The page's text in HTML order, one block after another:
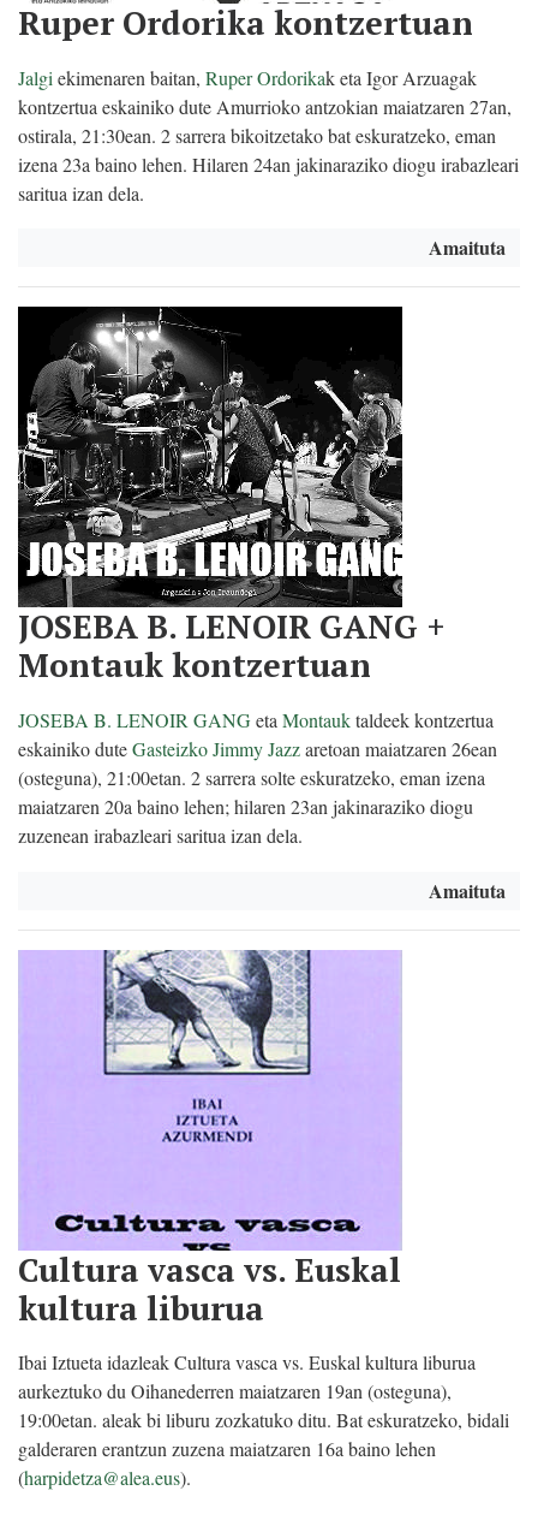
Ruper Ordorika kontzertuan
Jalgi ekimenaren baitan, Ruper Ordorikak eta Igor Arzuagak
kontzertua eskainiko dute Amurrioko antzokian maiatzaren 27an,
ostirala, 21:30ean. 2 sarrera bikoitzetako bat eskuratzeko, eman
izena 23a baino lehen. Hilaren 24an jakinaraziko diogu irabazleari
saritua izan dela.
Amaituta
JOSEBA B. LENOIR GANG +
Montauk kontzertuan
JOSEBA B. LENOIR GANGeta Montauktaldeek kontzertua
eskainiko duteGasteizko Jimmy Jazzaretoan maiatzaren 26ean
(osteguna), 21:00etan. 2 sarrera solte eskuratzeko, eman izena
maiatzaren 20a baino lehen; hilaren 23an jakinaraziko diogu
zuzenean irabazleari saritua izan dela.
Amaituta
Cultura vasca vs. Euskal
kultura liburua
Ibai Iztueta idazleak Cultura vasca vs. Euskal kultura liburua
aurkeztuko du Oihanederren maiatzaren 19an (osteguna),
19:00etan. aleak bi liburu zozkatuko ditu. Bat eskuratzeko, bidali
galderaren erantzun zuzena maiatzaren 16a baino lehen
(harpidetza@alea.eus).